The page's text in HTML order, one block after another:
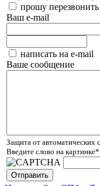
прошу
Ваш e-mail
написать на e-mail
Ваше сообщение
Защита от автоматических
Введите слово на картинке*